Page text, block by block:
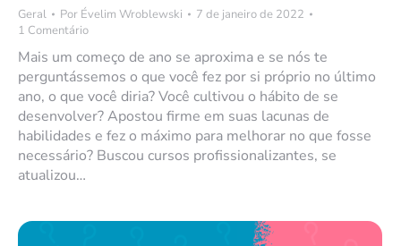
Geral Por Évelim Wroblewski
7 de janeiro de 2022
1 Comentário
Mais um começo de ano se aproxima e se nós te
perguntássemos o que você fez por si próprio no último
ano, o que você diria? Você cultivou o hábito de se
desenvolver? Apostou firme em suas lacunas de
habilidades e fez o máximo para melhorar no que fosse
necessário? Buscou cursos profissionalizantes, se
atualizou…